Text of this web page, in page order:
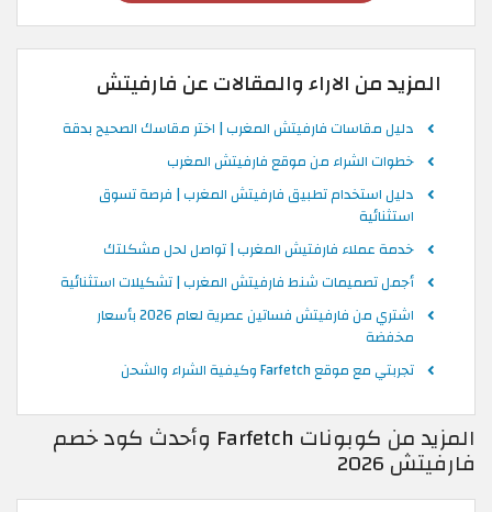
المزيد من الاراء والمقالات عن فارفيتش
دليل مقاسات فارفيتش المغرب | اختر مقاسك الصحيح بدقة
خطوات الشراء من موقع فارفيتش المغرب
دليل استخدام تطبيق فارفيتش المغرب | فرصة تسوق
استثنائية
خدمة عملاء فارفتيش المغرب | تواصل لحل مشكلتك
أجمل تصميمات شنط فارفيتش المغرب | تشكيلات استثنائية
اشتري من فارفيتش فساتين عصرية لعام 2026 بأسعار
مخفضة
تجربتي مع موقع Farfetch وكيفية الشراء والشحن
المزيد من كوبونات Farfetch وأحدث كود خصم
فارفيتش 2026